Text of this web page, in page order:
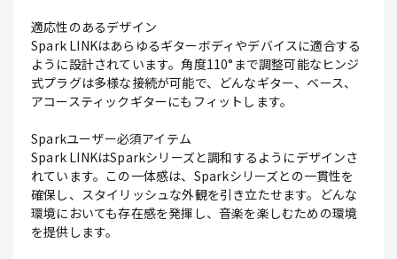
適応性のあるデザイン
Spark LINKはあらゆるギターボディやデバイスに適合する
ように設計されています。角度110°まで調整可能なヒンジ
式プラグは多様な接続が可能で、どんなギター、ベース、
アコースティックギターにもフィットします。
Sparkユーザー必須アイテム
Spark LINKはSparkシリーズと調和するようにデザインさ
れています。この一体感は、Sparkシリーズとの一貫性を
確保し、スタイリッシュな外観を引き立たせます。どんな
環境においても存在感を発揮し、音楽を楽しむための環境
を提供します。